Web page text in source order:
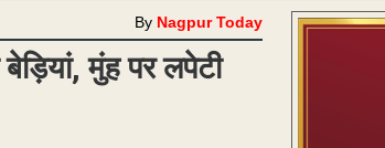
By Nagpur Today
बेड़ियां, मुंह पर लपेटी